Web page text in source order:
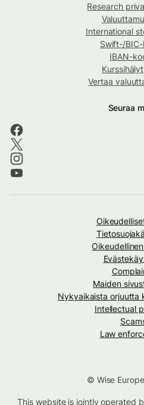
Research
International
Swift-/
IBAN-
Vertaa
Seuraa
Maiden
Nykyaikaista orjuutta
Intellectual
Law
© Wise
This website is jointly operated